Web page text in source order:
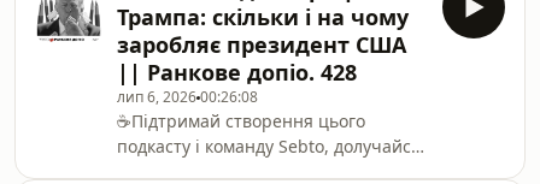
сьогодні у випуску?02:06 Результати
апеляції Марін Ле Пен 06:45 Жордан
Барделла — стратегічний партнер
Ле Пен11:49 Як Марін Ле Пен
змінювала свою
Трампа: скільки і на чому
заробляє президент США
|| Ранкове допіо. 428
лип 6, 202600:26:08
☕️Підтримай створення цього
подкасту і команду Sebto, долучайся